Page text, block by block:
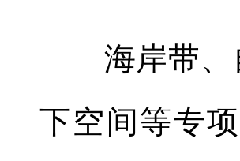
海岸带、自
下空间等专